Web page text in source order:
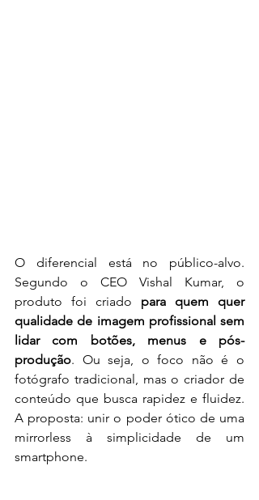
O diferencial está no público-alvo.
Segundo o CEO Vishal Kumar, o
produto foi criado para quem quer
qualidade de imagem profissional sem
lidar com botões, menus e pós-
produção. Ou seja, o foco não é o
fotógrafo tradicional, mas o criador de
conteúdo que busca rapidez e fluidez.
A proposta: unir o poder ótico de uma
mirrorless à simplicidade de um
smartphone.